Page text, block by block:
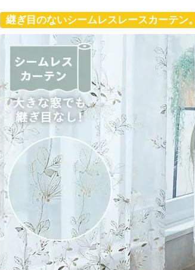
継ぎ目のないシームレスレースカーテン